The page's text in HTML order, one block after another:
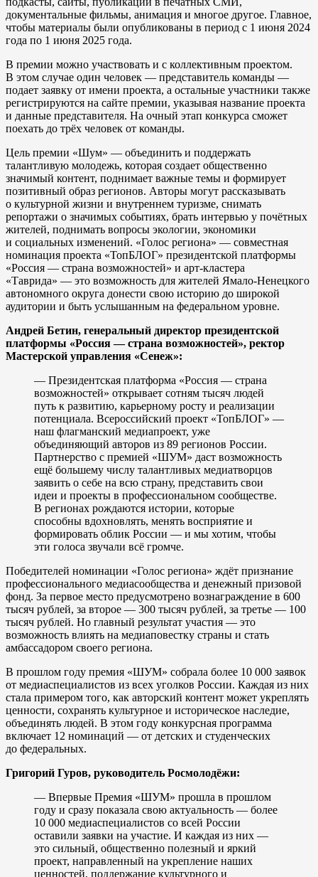
документальные фильмы, анимация и многое другое. Главное,
чтобы материалы были опубликованы в период с 1 июня 2024
года по 1 июня 2025 года.
В премии можно участвовать и с коллективным проектом.
В этом случае один человек — представитель команды —
подает заявку от имени проекта, а остальные участники также
регистрируются на сайте премии, указывая название проекта
и данные представителя. На очный этап конкурса сможет
поехать до трёх человек от команды.
Цель премии «Шум» — объединить и поддержать
талантливую молодежь, которая создает общественно
значимый контент, поднимает важные темы и формирует
позитивный образ регионов. Авторы могут рассказывать
о культурной жизни и внутреннем туризме, снимать
репортажи о значимых событиях, брать интервью у почётных
жителей, поднимать вопросы экологии, экономики
и социальных изменений. «Голос региона» — совместная
номинация проекта «ТопБЛОГ» президентской платформы
«Россия — страна возможностей» и арт-кластера
«Таврида» — это возможность для жителей Ямало-Ненецкого
автономного округа донести свою историю до широкой
аудитории и быть услышанным на федеральном уровне.
Андрей Бетин, генеральный директор президентской
платформы «Россия — страна возможностей», ректор
Мастерской управления «Сенеж»:
— Президентская платформа «Россия — страна
возможностей» открывает сотням тысяч людей
путь к развитию, карьерному росту и реализации
потенциала. Всероссийский проект «ТопБЛОГ» —
наш флагманский медиапроект, уже
объединяющий авторов из 89 регионов России.
Партнерство с премией «ШУМ» даст возможность
ещё большему числу талантливых медиатворцов
заявить о себе на всю страну, представить свои
идеи и проекты в профессиональном сообществе.
В регионах рождаются истории, которые
способны вдохновлять, менять восприятие и
формировать облик России — и мы хотим, чтобы
эти голоса звучали всё громче.
Победителей номинации «Голос региона» ждёт признание
профессионального медиасообщества и денежный призовой
фонд. За первое место предусмотрено вознаграждение в 600
тысяч рублей, за второе — 300 тысяч рублей, за третье — 100
тысяч рублей. Но главный результат участия — это
возможность влиять на медиаповестку страны и стать
амбассадором своего региона.
В прошлом году премия «ШУМ» собрала более 10 000 заявок
от медиаспециалистов из всех уголков России. Каждая из них
стала примером того, как авторский контент может укреплять
ценности, сохранять культурное и историческое наследие,
объединять людей. В этом году конкурсная программа
включает 12 номинаций — от детских и студенческих
до федеральных.
Григорий Гуров, руководитель Росмолодёжи:
— Впервые Премия «ШУМ» прошла в прошлом
году и сразу показала свою актуальность — более
10 000 медиаспециалистов со всей России
оставили заявки на участие. И каждая из них —
это сильный, общественно полезный и яркий
проект, направленный на укрепление наших
ценностей, поддержание культурного и